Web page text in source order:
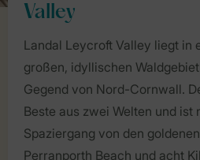
Valley
Landal Leycroft Valley liegt in
großen, idyllischen
Gegend von Nord-Cornwall.
Beste aus zwei Welten und ist
Spaziergang von den
Perranporth Beach und acht